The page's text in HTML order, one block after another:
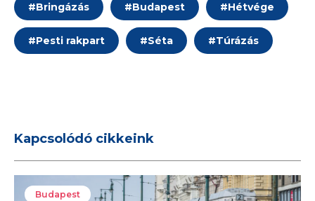
#Bringázás #Budapest #Hétvége
#Pesti rakpart #Séta #Túrázás
Kapcsolódó cikkeink
Budapest